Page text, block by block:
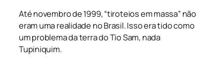
Até novembro de 1999, “tiroteios em massa” não
eram uma realidade no Brasil. Isso era tido como
um problema da terra do Tio Sam, nada
Tupiniquim.